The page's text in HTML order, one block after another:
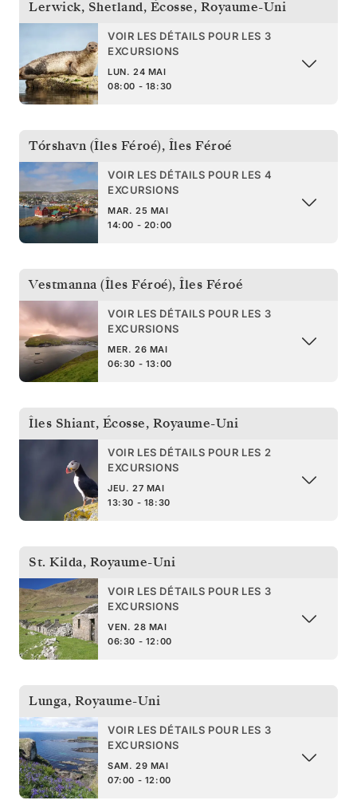
Lerwick, Shetland, Écosse, Royaume-Uni
VOIR LES DÉTAILS POUR LES 3
EXCURSIONS
LUN. 24 MAI
08:00 - 18:30
Tórshavn (Îles Féroé), Îles Féroé
VOIR LES DÉTAILS POUR LES 4
EXCURSIONS
MAR. 25 MAI
14:00 - 20:00
Vestmanna (Îles Féroé), Îles Féroé
VOIR LES DÉTAILS POUR LES 3
EXCURSIONS
MER. 26 MAI
06:30 - 13:00
Îles Shiant, Écosse, Royaume-Uni
VOIR LES DÉTAILS POUR LES 2
EXCURSIONS
JEU. 27 MAI
13:30 - 18:30
St. Kilda, Royaume-Uni
VOIR LES DÉTAILS POUR LES 3
EXCURSIONS
VEN. 28 MAI
06:30 - 12:00
Lunga, Royaume-Uni
VOIR LES DÉTAILS POUR LES 3
EXCURSIONS
SAM. 29 MAI
07:00 - 12:00